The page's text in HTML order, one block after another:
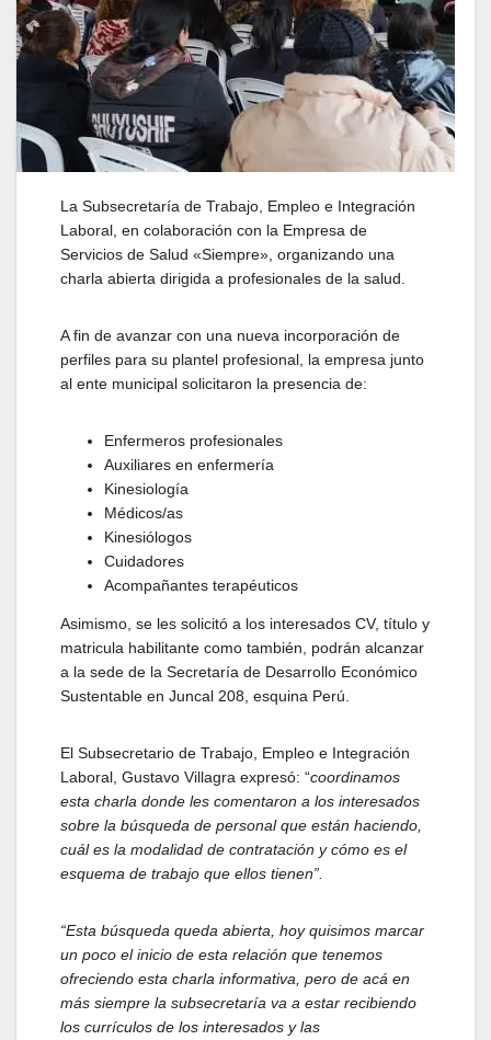
La Subsecretaría de Trabajo, Empleo e Integración
Laboral, en colaboración con la Empresa de
Servicios de Salud «Siempre», organizando una
charla abierta dirigida a profesionales de la salud.
A fin de avanzar con una nueva incorporación de
perfiles para su plantel profesional, la empresa junto
al ente municipal solicitaron la presencia de:
Enfermeros profesionales
Auxiliares en enfermería
Kinesiología
Médicos/as
Kinesiólogos
Cuidadores
Acompañantes terapéuticos
Asimismo, se les solicitó a los interesados CV, título y
matricula habilitante como también, podrán alcanzar
a la sede de la Secretaría de Desarrollo Económico
Sustentable en Juncal 208, esquina Perú.
El Subsecretario de Trabajo, Empleo e Integración
Laboral, Gustavo Villagra expresó: “coordinamos
esta charla donde les comentaron a los interesados
sobre la búsqueda de personal que están haciendo,
cuál es la modalidad de contratación y cómo es el
esquema de trabajo que ellos tienen”.
“Esta búsqueda queda abierta, hoy quisimos marcar
un poco el inicio de esta relación que tenemos
ofreciendo esta charla informativa, pero de acá en
más siempre la subsecretaría va a estar recibiendo
los currículos de los interesados y las